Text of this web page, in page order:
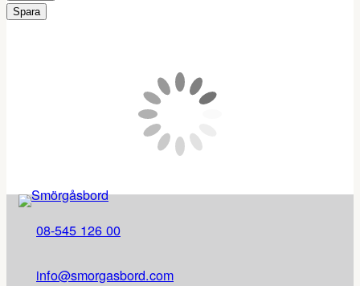
Spara
08-545 126 00
info@smorgasbord.com